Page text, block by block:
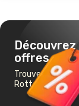
offres
Trouvez un vol
Rotterdam